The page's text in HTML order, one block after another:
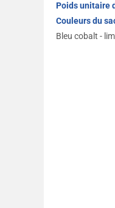
Poids unitaire
Couleurs du
Bleu cobalt -